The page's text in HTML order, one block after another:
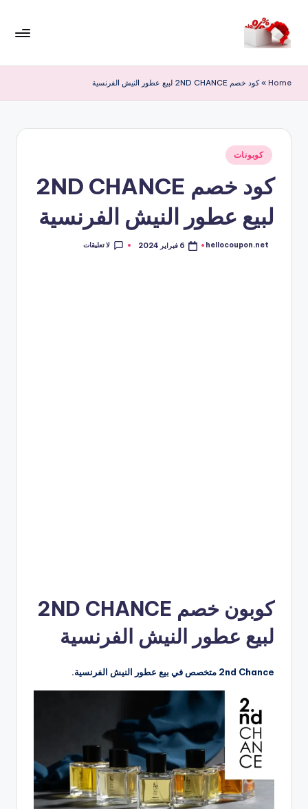
التجاوز
ر
حب
ا
Home
»كود خصم 2ND CHANCE لبيع عطور النيش الفرنسية
نُشر
في
كوبونات
كود خصم 2ND CHANCE
لبيع عطور النيش الفرنسية
تمّ
hellocoupon.net 6 فبراير 2024 لا تعليقات
كوبون خصم 2ND CHANCE
لبيع عطور النيش الفرنسية
2nd Chance متخصص في بيع عطور النيش الفرنسية.